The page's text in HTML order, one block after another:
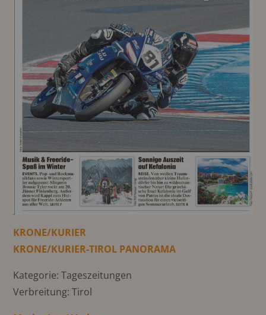
KRONE/KURIER
KRONE/KURIER-TIROL PANORAMA
Kategorie: Tageszeitungen
Verbreitung: Tirol